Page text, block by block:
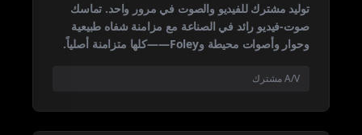
توليد مشترك للفيديو والصوت في مرور واحد. تماسك
صوت-فيديو رائد في الصناعة مع مزامنة شفاه طبيعية
وحوار وأصوات محيطة وFoley——كلها متزامنة أصلياً.
A/V مشترك